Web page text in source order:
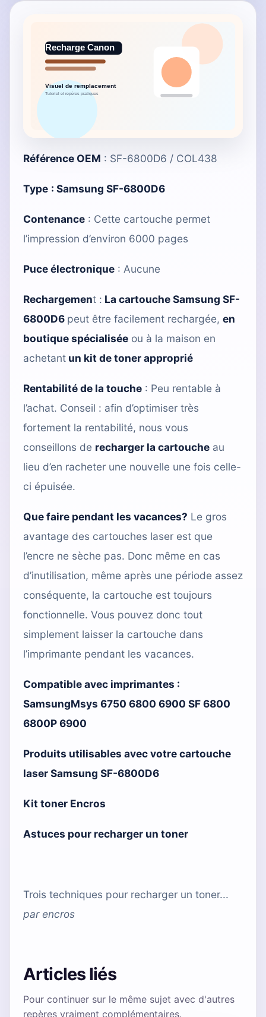
Référence OEM : SF-6800D6 / COL438
Type : Samsung SF-6800D6
Contenance : Cette cartouche permet
l’impression d’environ 6000 pages
Puce électronique : Aucune
Rechargement : La cartouche Samsung SF-
6800D6 peut être facilement rechargée, en
boutique spécialisée ou à la maison en
achetant un kit de toner approprié
Rentabilité de la touche : Peu rentable à
l’achat. Conseil : afin d’optimiser très
fortement la rentabilité, nous vous
conseillons de recharger la cartouche au
lieu d’en racheter une nouvelle une fois celle-
ci épuisée.
Que faire pendant les vacances? Le gros
avantage des cartouches laser est que
l’encre ne sèche pas. Donc même en cas
d’inutilisation, même après une période assez
conséquente, la cartouche est toujours
fonctionnelle. Vous pouvez donc tout
simplement laisser la cartouche dans
l’imprimante pendant les vacances.
Compatible avec imprimantes :
SamsungMsys 6750 6800 6900 SF 6800
6800P 6900
Produits utilisables avec votre cartouche
laser Samsung SF-6800D6
Kit toner Encros
Astuces pour recharger un toner
Trois techniques pour recharger un toner...
parencros
Articles liés
Pour continuer sur le même sujet avec d'autres
repères vraiment complémentaires.